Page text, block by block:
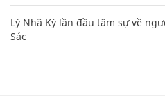
Lý Nhã Kỳ lần đầu tâm sự về
Sác